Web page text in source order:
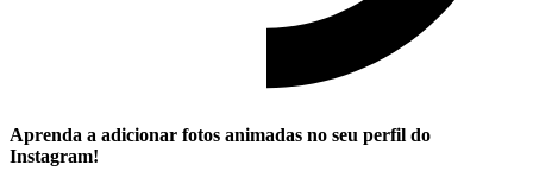
Aprenda a adicionar​ fotos ⁣animadas no seu perfil⁤ do
Instagram!